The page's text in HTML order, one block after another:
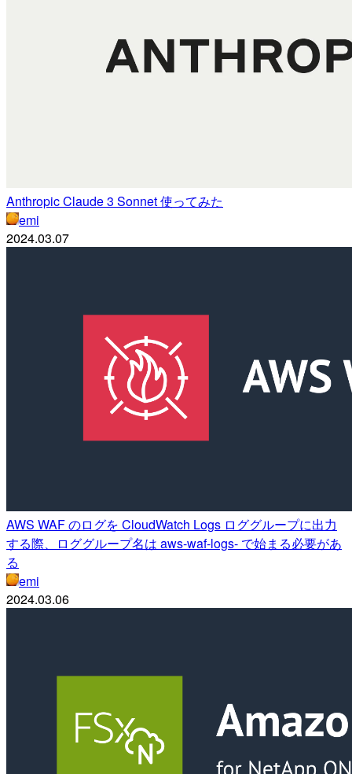
Anthropic Claude 3 Sonnet 使ってみた
emi
2024.03.07
AWS WAF のログを CloudWatch Logs ロググループに出力
する際、ロググループ名は aws-waf-logs- で始まる必要があ
る
emi
2024.03.06